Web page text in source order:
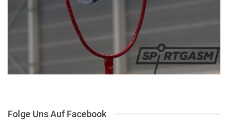
Folge Uns Auf Facebook